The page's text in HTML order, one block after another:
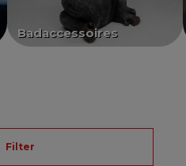
Badaccessoires
Filter